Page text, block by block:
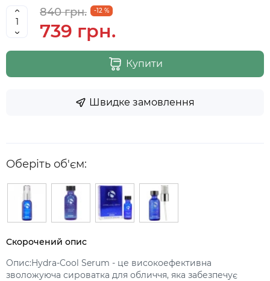
840 грн. -12 %
739 грн.
Купити
Швидке замовлення
Оберіть об'єм:
Скорочений опис
Опис:Hydra-Cool Serum - це високоефективна
зволожуюча сироватка для обличчя, яка забезпечує